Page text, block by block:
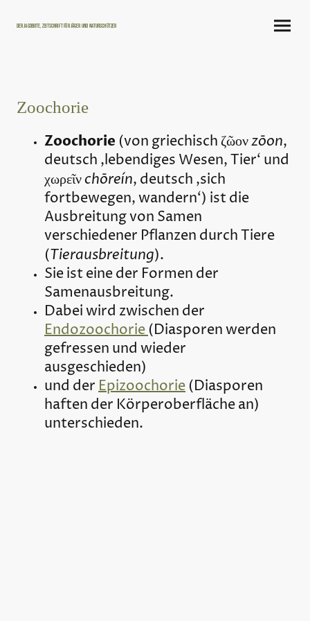
Der Jagdbote, Zeitschrift für Jäger und Naturschützer
Zoochorie
Zoochorie (von griechisch ζῶονzōon,
deutsch ‚lebendiges Wesen, Tier‘ und
χωρεῖνchōreín, deutsch ‚sich
fortbewegen, wandern‘) ist die
Ausbreitung von Samen
verschiedener Pflanzen durch Tiere
(Tierausbreitung).
Sie ist eine der Formen der
Samenausbreitung.
Dabei wird zwischen der
Endozoochorie(Diasporen werden
gefressen und wieder
ausgeschieden)
und derEpizoochorie (Diasporen
haften der Körperoberfläche an)
unterschieden.